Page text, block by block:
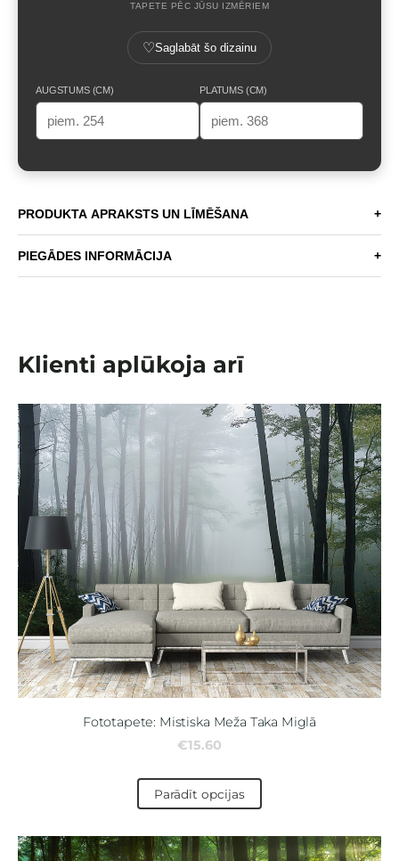
TAPETE PĒC JŪSU IZMĒRIEM
♡Saglabāt šo dizainu
AUGSTUMS (CM) PLATUMS (CM)
PRODUKTA APRAKSTS UN LĪMĒŠANA +
PIEGĀDES INFORMĀCIJA +
Klienti aplūkoja arī
Fototapete: Mistiska Meža Taka Miglā
€15.60
Parādīt opcijas